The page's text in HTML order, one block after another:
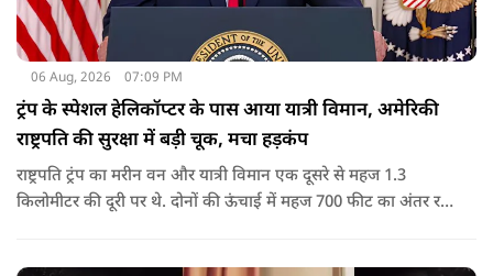
06 Aug, 2026 07:09 PM
ट्रंप के स्पेशल हेलिकॉप्टर के पास आया यात्री विमान, अमेरिकी
राष्ट्रपति की सुरक्षा में बड़ी चूक, मचा हड़कंप
राष्ट्रपति ट्रंप का मरीन वन और यात्री विमान एक दूसरे से महज 1.3
किलोमीटर की दूरी पर थे. दोनों की ऊंचाई में महज 700 फीट का अंतर रह